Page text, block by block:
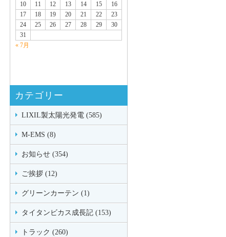
10
11 12 13 14 15
16
17
18 19 20 21 22
23
24
25 26 27 28 29
30
31
« 7月
カテゴリー
LIXIL製太陽光発電 (585)
M-EMS (8)
お知らせ (354)
ご挨拶 (12)
グリーンカーテン (1)
タイタンビカス成長記 (153)
トラック (260)